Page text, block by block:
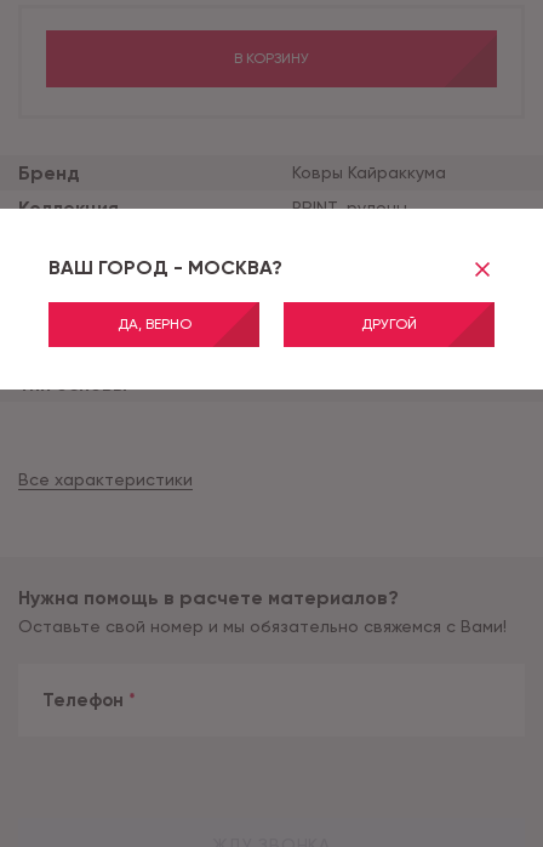
ВАШ ГОРОД - МОСКВА?
ДА, ВЕРНО ДРУГОЙ
Бренд Ковры Кайраккума
Коллекция PRINT_рулоны
Цвет
Состав ворса
Высота ворса (мм) 3
Тип основы
Все характеристики
В КОРЗИНУ
Нужна помощь в расчете материалов?
Оставьте свой номер и мы обязательно свяжемся с Вами!
Телефон *